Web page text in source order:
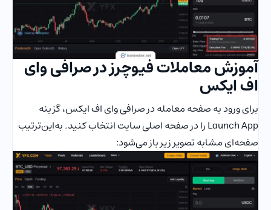
آموزش معاملات فیوچرز در صرافی وای
اف ایکس
برای ورود به صفحه معامله در صرافی وای اف ایکس، گزینه
Launch App را در صفحه اصلی سایت انتخاب کنید. به‌این‌ترتیب
صفحه‌ای مشابه تصویر زیر باز می‌شود: